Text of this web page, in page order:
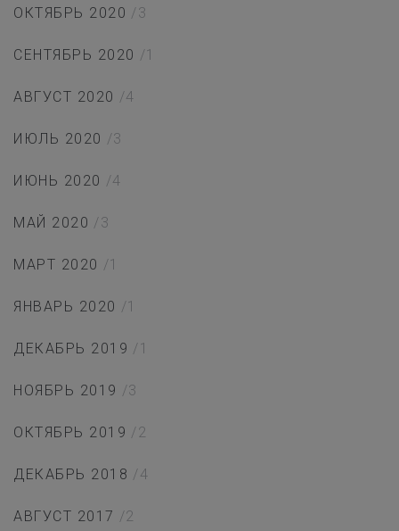
ОКТЯБРЬ 2020 /3
СЕНТЯБРЬ 2020 /1
АВГУСТ 2020 /4
ИЮЛЬ 2020 /3
ИЮНЬ 2020 /4
МАЙ 2020 /3
МАРТ 2020 /1
ЯНВАРЬ 2020 /1
ДЕКАБРЬ 2019 /1
НОЯБРЬ 2019 /3
ОКТЯБРЬ 2019 /2
ДЕКАБРЬ 2018 /4
АВГУСТ 2017 /2